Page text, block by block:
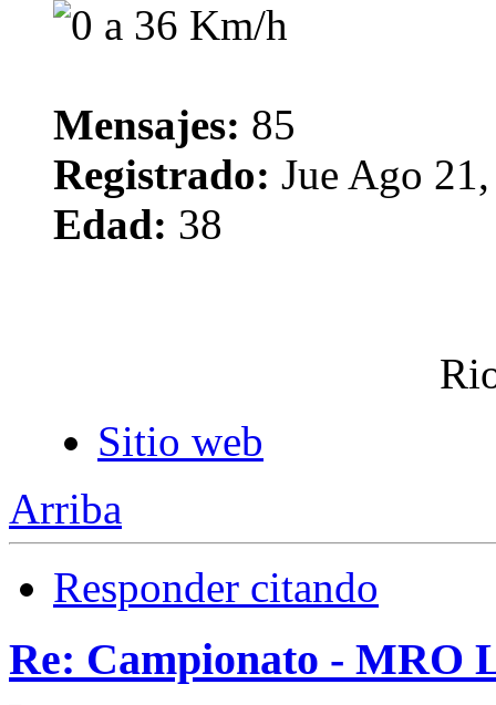
Mensajes: 85
Registrado: Jue Ago
Edad: 38
Sitio web
Arriba
Responder citando
Re: Campionato - MRO